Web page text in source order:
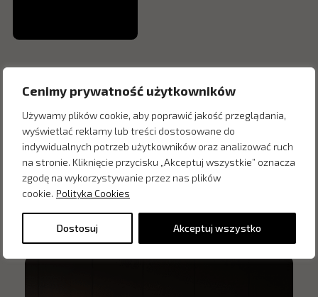
Cenimy prywatność użytkowników
Używamy plików cookie, aby poprawić jakość przeglądania,
wyświetlać reklamy lub treści dostosowane do
indywidualnych potrzeb użytkowników oraz analizować ruch
na stronie. Kliknięcie przycisku „Akceptuj wszystkie” oznacza
zgodę na wykorzystywanie przez nas plików
cookie. Polityka Cookies
Dostosuj Akceptuj wszystko
Inne produkty z kategorii